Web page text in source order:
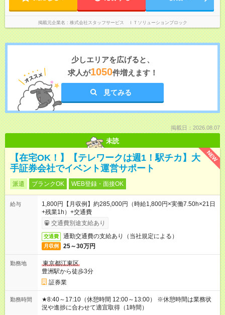
掲載元企業名 株式会社スタッフサービス ＩＴソリューションブロック
少しエリアを広げると、
求人が1050件増えます！
見てみる
掲載日：2026.08.07
未読
NEW
【在宅OK！】【テレワークは週1！駅チカ】大
手証券会社でイベント運営サポート
派遣 ブランクOK WEB登録・面接OK
給与
1,800円【月収例】約285,000円（時給1,800円×実働7.50h×21日
+残業1h）+交通費
交通費別途支給あり
交通費 通勤交通費の支給あり（当社規定による）
月収例 25～30万円
勤務地
東京都江東区
豊洲駅から徒歩3分
証券業
勤務時間
★8:40～17:10（休憩時間 12:00～13:00） ※休憩時間は業務状
況や進捗に合わせて適宜取得（1時間）